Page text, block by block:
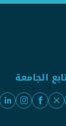
الجامعة